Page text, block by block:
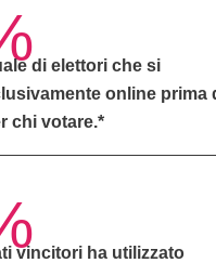
di elettori che si
online prima
chi votare.*
vincitori ha utilizzato